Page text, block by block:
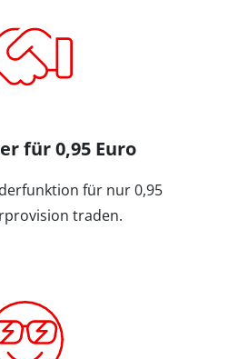
für 0,95 Euro
für nur 0,95
traden.